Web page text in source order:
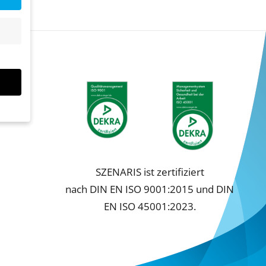
SZENARIS ist zertifiziert
nach DIN EN ISO 9001:2015 und DIN
EN ISO 45001:2023.